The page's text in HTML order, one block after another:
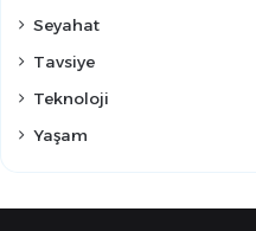
Seyahat
Tavsiye
Teknoloji
Yaşam